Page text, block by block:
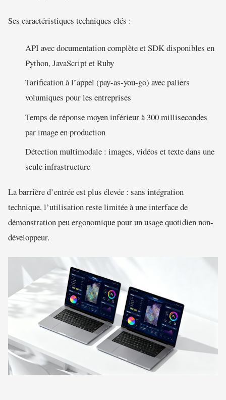
Ses caractéristiques techniques clés :
API avec documentation complète et SDK disponibles en
Python, JavaScript et Ruby
Tarification à l’appel (pay-as-you-go) avec paliers
volumiques pour les entreprises
Temps de réponse moyen inférieur à 300 millisecondes
par image en production
Détection multimodale : images, vidéos et texte dans une
seule infrastructure
La barrière d’entrée est plus élevée : sans intégration
technique, l’utilisation reste limitée à une interface de
démonstration peu ergonomique pour un usage quotidien non-
développeur.